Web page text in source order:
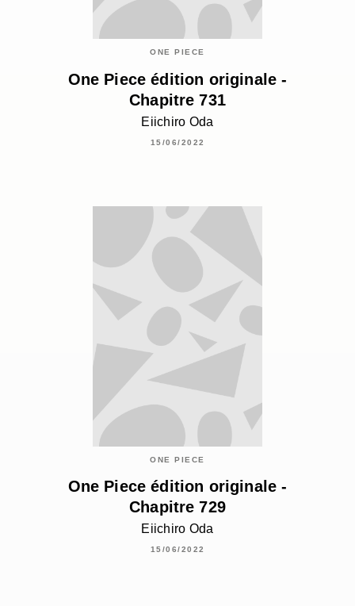
ONE PIECE
One Piece édition originale -
Chapitre 731
Eiichiro Oda
15/06/2022
ONE PIECE
One Piece édition originale -
Chapitre 729
Eiichiro Oda
15/06/2022